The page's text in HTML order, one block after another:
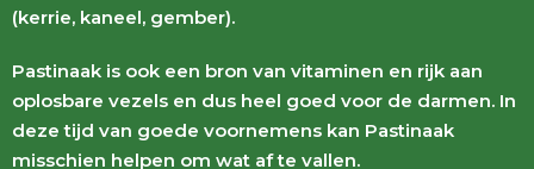
(kerrie, kaneel, gember).
Pastinaak is ook een bron van vitaminen en rijk aan
oplosbare vezels en dus heel goed voor de darmen. In
deze tijd van goede voornemens kan Pastinaak
misschien helpen om wat af te vallen.